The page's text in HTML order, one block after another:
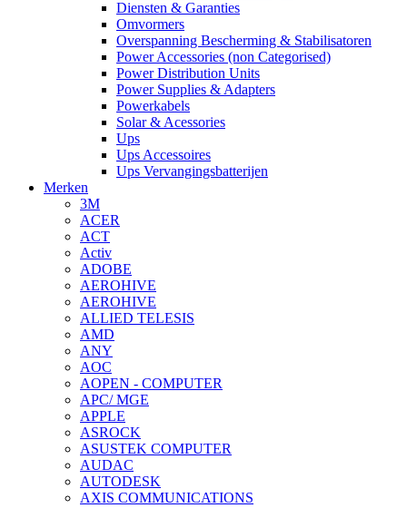
Diensten & Garanties
Omvormers
Overspanning Bescherming & Stabilisatoren
Power Accessories (non Categorised)
Power Distribution Units
Power Supplies & Adapters
Powerkabels
Solar & Acessories
Ups
Ups Accessoires
Ups Vervangingsbatterijen
Merken
3M
ACER
ACT
Activ
ADOBE
AEROHIVE
AEROHIVE
ALLIED TELESIS
AMD
ANY
AOC
AOPEN - COMPUTER
APC/ MGE
APPLE
ASROCK
ASUSTEK COMPUTER
AUDAC
AUTODESK
AXIS COMMUNICATIONS